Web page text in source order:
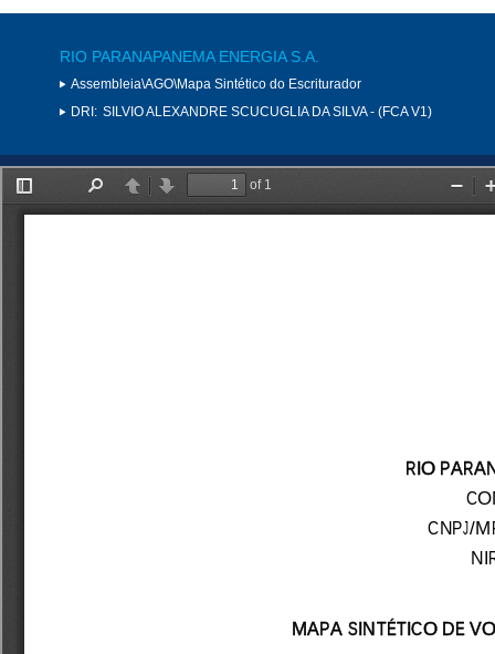
RIO PARANAPANEMA ENERGIA S.A.
Assembleia\AGO\Mapa Sintético do Escriturador
DRI: SILVIO ALEXANDRE SCUCUGLIA DA SILVA - (FCA V1)